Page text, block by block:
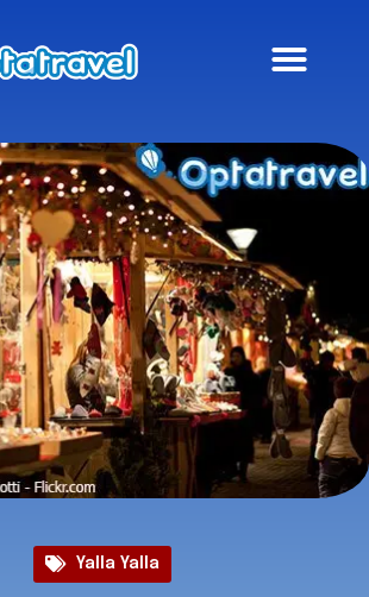
Yalla Yalla